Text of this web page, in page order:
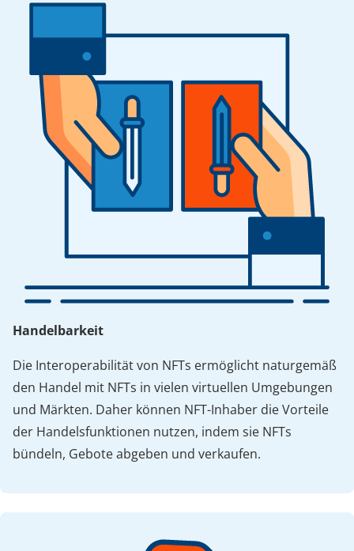
Handelbarkeit
Die Interoperabilität von NFTs ermöglicht naturgemäß
den Handel mit NFTs in vielen virtuellen Umgebungen
und Märkten. Daher können NFT-Inhaber die Vorteile
der Handelsfunktionen nutzen, indem sie NFTs
bündeln, Gebote abgeben und verkaufen.